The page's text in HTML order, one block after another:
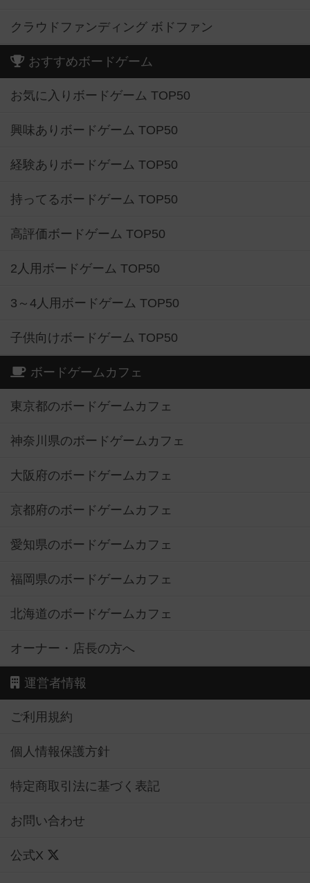
クラウドファンディング ボドファン
おすすめボードゲーム
お気に入りボードゲーム TOP50
興味ありボードゲーム TOP50
経験ありボードゲーム TOP50
持ってるボードゲーム TOP50
高評価ボードゲーム TOP50
2人用ボードゲーム TOP50
3～4人用ボードゲーム TOP50
子供向けボードゲーム TOP50
ボードゲームカフェ
東京都のボードゲームカフェ
神奈川県のボードゲームカフェ
大阪府のボードゲームカフェ
京都府のボードゲームカフェ
愛知県のボードゲームカフェ
福岡県のボードゲームカフェ
北海道のボードゲームカフェ
オーナー・店長の方へ
運営者情報
ご利用規約
個人情報保護方針
特定商取引法に基づく表記
お問い合わせ
公式X